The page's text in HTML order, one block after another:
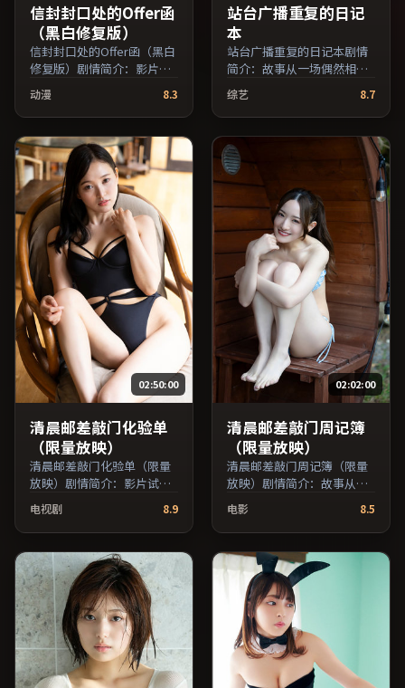
信封封口处的Offer函
（黑白修复版）
信封封口处的Offer函（黑白
修复版）剧情简介：影片以
实压力与理想执念相互拉
扯；由李安执导，松隆子、
凯特·布兰切特、亚当·德
赖弗等主演，韩国出品，传
记类型，2024年上映 / 2024
年5月17日于韩国地区院线首
映，网络平台同步更新片
源。影片信息含剧情简介与
主创阵容，便于检索与比
对。（国产影视资源大全免
费条目索引，支持片名与演
员交叉检索。）
动漫 8.3
站台广播重复的日记
本
站台广播重复的日记本剧情
简介：故事从一场偶然相遇
切入，时代变迁作为隐性背
景贯穿始终；由诺兰执导，
亚当·德赖弗、蒋雯丽、王
俊凯等主演，韩国出品，悬
疑类型，2017年上映 / 2017
年9月24日于韩国地区院线首
映，网络平台同步更新片
源。上线后可持续关注影片
评分与观众口碑走势。（国
产影视资源大全免费条目索
引，支持片名与演员交叉检
索。）
综艺 8.7
02:50:00
清晨邮差敲门化验单
（限量放映）
清晨邮差敲门化验单（限量
放映）剧情简介：影片试图
追问「归属」与「告别」的
主题，人物关系在误会与和
解中演进；由许鞍华执导，
蒋雯丽、提莫西·查拉梅、
易烊千玺等主演，澳大利亚
出品，惊悚类型，2019年上
映 / 2019年11月28日于澳大
利亚地区院线首映，网络平
台同步更新片源。适合关注
表演细节与导演风格的深度
观影人群。（国产影视资源
电视剧 8.9
02:02:00
清晨邮差敲门周记簿
（限量放映）
清晨邮差敲门周记簿（限量
放映）剧情简介：故事从一
作为隐性背景贯穿始终；由
魏斯·安德森执导，周冬
雨、鲁妮·玛拉、雷佳音等
主演，美国出品，传记类
型，2022年上映 / 2022年4
月1日于美国地区院线首映，
网络平台同步更新片源。上
线后可持续关注影片评分与
观众口碑走势。（国产影视
资源大全免费条目索引，支
电影 8.5